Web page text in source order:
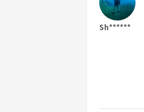
Sh******